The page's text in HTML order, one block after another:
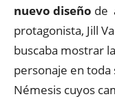
nuevo diseño de
protagonista, Jill
buscaba mostrar la
personaje en toda
Némesis cuyos